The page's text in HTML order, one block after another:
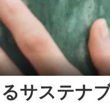
サステナ